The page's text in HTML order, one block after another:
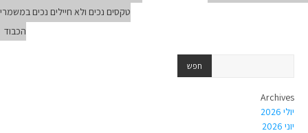
טקסים נכים ולא חיילים נכים במשמרי
הכבוד
Archives
יולי 2026
יוני 2026